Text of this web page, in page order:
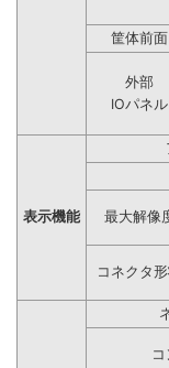
筐体前面
外部
IOパネル
表示機能 最大解像
コネクタ